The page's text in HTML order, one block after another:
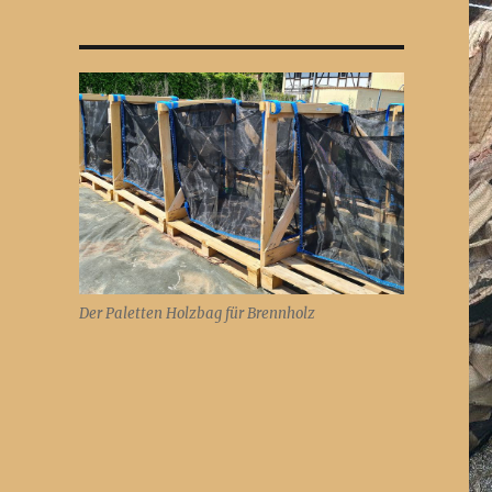
Der Paletten Holzbag für Brennholz